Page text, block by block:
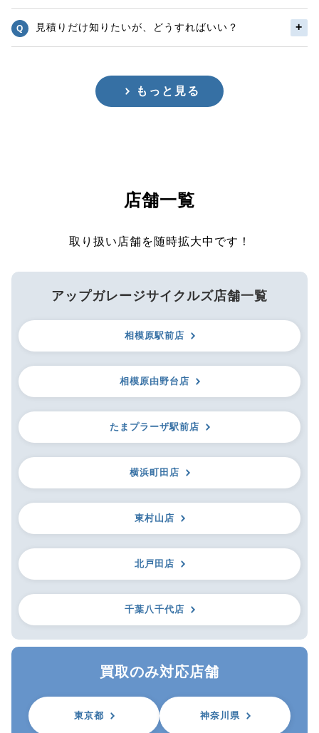
見積りだけ知りたいが、どうすればいい？
もっと見る
店舗一覧
取り扱い店舗を随時拡大中です！
アップガレージサイクルズ店舗一覧
相模原駅前店
相模原由野台店
たまプラーザ駅前店
横浜町田店
東村山店
北戸田店
千葉八千代店
買取のみ対応店舗
東京都 神奈川県